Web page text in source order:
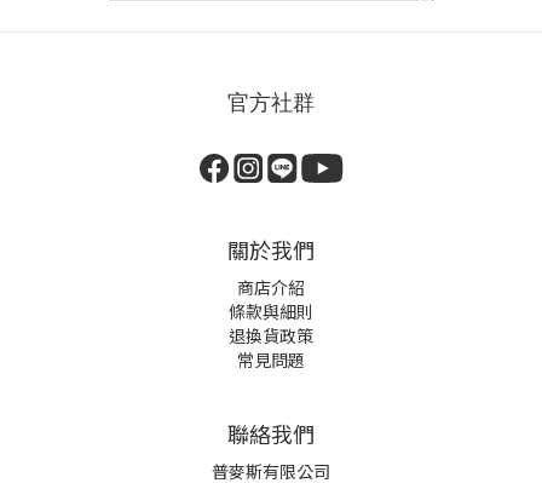
官方社群
關於我們
商店介紹
條款與細則
退換貨政策
常見問題
聯絡我們
普麥斯有限公司